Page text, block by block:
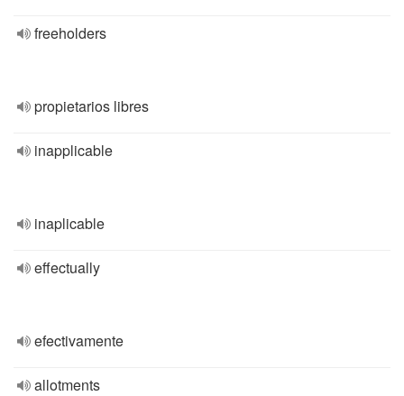
freeholders
propietarios libres
inapplicable
inaplicable
effectually
efectivamente
allotments